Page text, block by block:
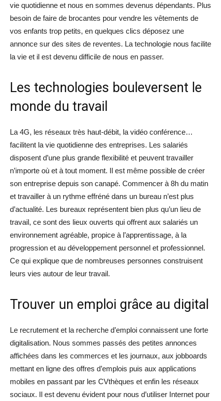
vie quotidienne et nous en sommes devenus dépendants. Plus
besoin de faire de brocantes pour vendre les vêtements de
vos enfants trop petits, en quelques clics déposez une
annonce sur des sites de reventes. La technologie nous facilite
la vie et il est devenu difficile de nous en passer.
Les technologies bouleversent le
monde du travail
La 4G, les réseaux très haut-débit, la vidéo conférence…
facilitent la vie quotidienne des entreprises. Les salariés
disposent d’une plus grande flexibilité et peuvent travailler
n’importe où et à tout moment. Il est même possible de créer
son entreprise depuis son canapé. Commencer à 8h du matin
et travailler à un rythme effréné dans un bureau n’est plus
d’actualité. Les bureaux représentent bien plus qu’un lieu de
travail, ce sont des lieux ouverts qui offrent aux salariés un
environnement agréable, propice à l’apprentissage, à la
progression et au développement personnel et professionnel.
Ce qui explique que de nombreuses personnes construisent
leurs vies autour de leur travail.
Trouver un emploi grâce au digital
Le recrutement et la recherche d’emploi connaissent une forte
digitalisation. Nous sommes passés des petites annonces
affichées dans les commerces et les journaux, aux jobboards
mettant en ligne des offres d’emplois puis aux applications
mobiles en passant par les CVthèques et enfin les réseaux
sociaux. Il est devenu évident pour nous d’utiliser Internet pour